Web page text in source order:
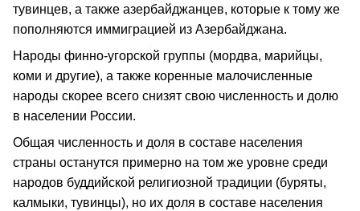
тувинцев, а также азербайджанцев, которые к тому же
пополняются иммиграцией из Азербайджана.
Народы финно-угорской группы (мордва, марийцы,
коми и другие), а также коренные малочисленные
народы скорее всего снизят свою численность и долю
в населении России.
Общая численность и доля в составе населения
страны останутся примерно на том же уровне среди
народов буддийской религиозной традиции (буряты,
калмыки, тувинцы), но их доля в составе населения